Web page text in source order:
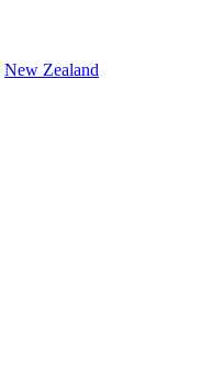
New Zealand